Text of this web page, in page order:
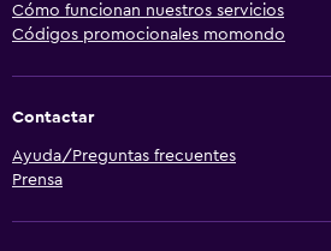
Cómo funcionan nuestros servicios
Códigos promocionales momondo
Contactar
Ayuda/Preguntas frecuentes
Prensa